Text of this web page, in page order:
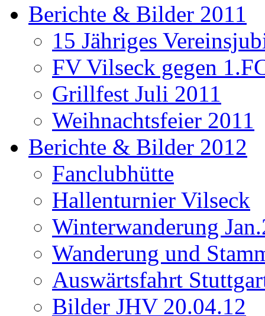
Berichte & Bilder 2011
15 Jähriges
FV Vilseck gegen
Grillfest Juli 2011
Weihnachtsfeier 2011
Berichte & Bilder 2012
Fanclubhütte
Hallenturnier Vilseck
Winterwanderung
Wanderung und
Auswärtsfahrt
Bilder JHV 20.04.12